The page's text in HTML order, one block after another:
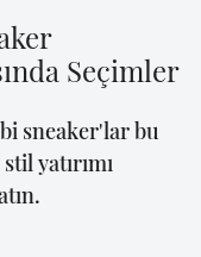
Seçimler
sneaker'lar bu
yatırımı